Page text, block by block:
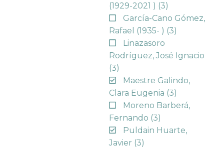
(1929-2021 ) (3)
García-Cano Gómez,
Rafael (1935- ) (3)
Linazasoro
Rodríguez, José Ignacio
(3)
Maestre Galindo,
Clara Eugenia (3)
Moreno Barberá,
Fernando (3)
Puldain Huarte,
Javier (3)